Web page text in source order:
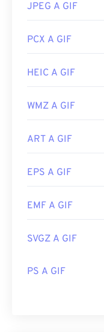
JPEG A GIF
PCX A GIF
HEIC A GIF
WMZ A GIF
ART A GIF
EPS A GIF
EMF A GIF
SVGZ A GIF
PS A GIF